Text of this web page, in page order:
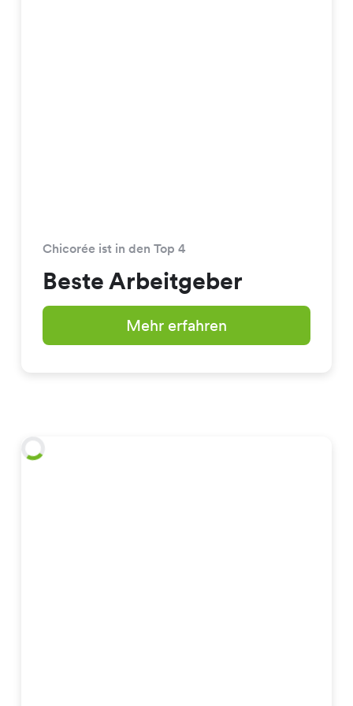
Chicorée ist in den Top 4
Beste Arbeitgeber
Mehr erfahren